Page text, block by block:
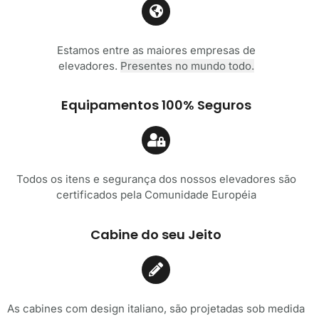
Estamos entre as maiores empresas de
elevadores. Presentes no mundo todo.
Equipamentos 100% Seguros
Todos os itens e segurança dos nossos elevadores são
certificados pela Comunidade Européia
Cabine do seu Jeito
As cabines com design italiano, são projetadas sob medida